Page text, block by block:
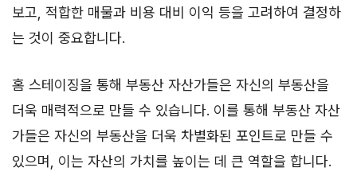
보고, 적합한 매물과 비용 대비 이익 등을 고려하여 결정하
는 것이 중요합니다.
홈 스테이징을 통해 부동산 자산가들은 자신의 부동산을
더욱 매력적으로 만들 수 있습니다. 이를 통해 부동산 자산
가들은 자신의 부동산을 더욱 차별화된 포인트로 만들 수
있으며, 이는 자산의 가치를 높이는 데 큰 역할을 합니다.